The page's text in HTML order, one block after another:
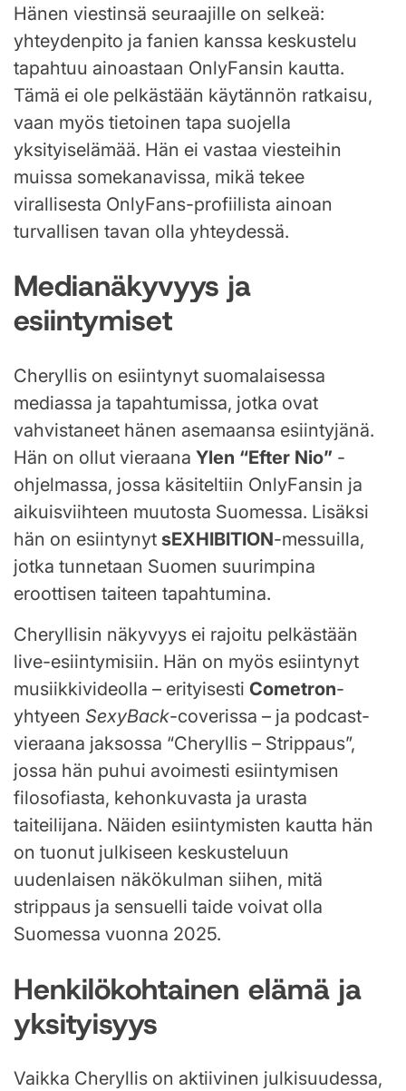
Hänen viestinsä seuraajille on selkeä:
yhteydenpito ja fanien kanssa keskustelu
tapahtuu ainoastaan OnlyFansin kautta.
Tämä ei ole pelkästään käytännön ratkaisu,
vaan myös tietoinen tapa suojella
yksityiselämää. Hän ei vastaa viesteihin
muissa somekanavissa, mikä tekee
virallisesta OnlyFans-profiilista ainoan
turvallisen tavan olla yhteydessä.
Medianäkyvyys ja
esiintymiset
Cheryllis on esiintynyt suomalaisessa
mediassa ja tapahtumissa, jotka ovat
vahvistaneet hänen asemaansa esiintyjänä.
Hän on ollut vieraana Ylen “Efter Nio” -
ohjelmassa, jossa käsiteltiin OnlyFansin ja
aikuisviihteen muutosta Suomessa. Lisäksi
hän on esiintynyt sEXHIBITION-messuilla,
jotka tunnetaan Suomen suurimpina
eroottisen taiteen tapahtumina.
Cheryllisin näkyvyys ei rajoitu pelkästään
live-esiintymisiin. Hän on myös esiintynyt
musiikkivideolla – erityisesti Cometron-
yhtyeen SexyBack-coverissa – ja podcast-
vieraana jaksossa “Cheryllis – Strippaus”,
jossa hän puhui avoimesti esiintymisen
filosofiasta, kehonkuvasta ja urasta
taiteilijana. Näiden esiintymisten kautta hän
on tuonut julkiseen keskusteluun
uudenlaisen näkökulman siihen, mitä
strippaus ja sensuelli taide voivat olla
Suomessa vuonna 2025.
Henkilökohtainen elämä ja
yksityisyys
Vaikka Cheryllis on aktiivinen julkisuudessa,